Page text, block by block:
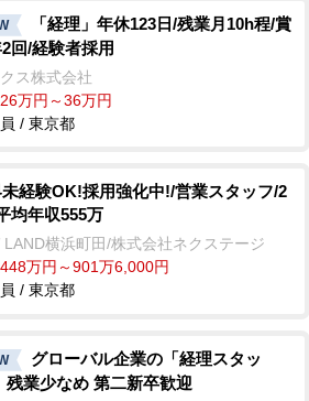
「経理」年休123日/残業月10h程/賞
回/経験者採用
ス株式会社
万円～36万円
/ 東京都
経験OK!採用強化中!/営業スタッフ/2
均年収555万
LAND横浜町田/株式会社ネクステージ
万円～901万6,000円
/ 東京都
グローバル企業の「経理スタッ
残業少なめ 第二新卒歓迎